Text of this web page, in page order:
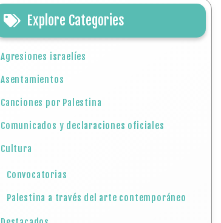
Explore Categories
Agresiones israelíes
Asentamientos
Canciones por Palestina
Comunicados y declaraciones oficiales
Cultura
Convocatorias
Palestina a través del arte contemporáneo